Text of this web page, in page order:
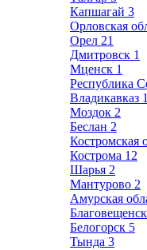
Капшагай 3
Орловская
Орел 21
Дмитровск 1
Мценск 1
Республика
Владикавказ
Моздок 2
Беслан 2
Костромская
Кострома 12
Шарья 2
Мантурово 2
Амурская
Благовещенск
Белогорск 5
Тында 3